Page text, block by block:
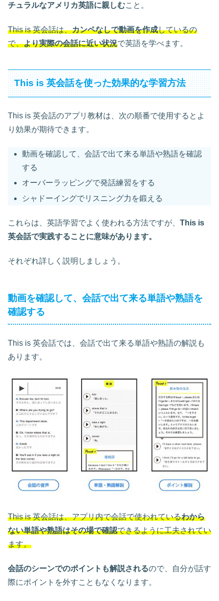
チュラルなアメリカ英語に親しむこと。
This is 英会話は、カンペなしで動画を作成しているの
で、より実際の会話に近い状況で英語を学べます。
This is 英会話を使った効果的な学習方法
This is 英会話のアプリ教材は、次の順番で使用するとよ
り効果が期待できます。
動画を確認して、会話で出て来る単語や熟語を確認
する
オーバーラッピングで発話練習をする
シャドーイングでリスニング力を鍛える
これらは、英語学習でよく使われる方法ですが、 This is
英会話で実践することに意味があります。
それぞれ詳しく説明しましょう。
動画を確認して、会話で出て来る単語や熟語を
確認する
This is 英会話では、会話で出て来る単語や熟語の解説も
あります。
This is 英会話は、アプリ内で会話で使われているわから
ない単語や熟語はその場で確認できるように工夫されてい
ます。
会話のシーンでのポイントも解説されるので、自分が話す
際にポイントを外すこともなくなります。